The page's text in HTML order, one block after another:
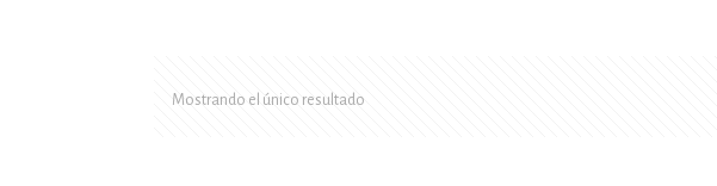
Mostrando el único resultado